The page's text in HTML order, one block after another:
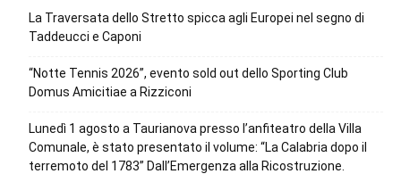
La Traversata dello Stretto spicca agli Europei nel segno di
Taddeucci e Caponi
“Notte Tennis 2026”, evento sold out dello Sporting Club
Domus Amicitiae a Rizziconi
Lunedì 1 agosto a Taurianova presso l’anfiteatro della Villa
Comunale, è stato presentato il volume: “La Calabria dopo il
terremoto del 1783” Dall’Emergenza alla Ricostruzione.